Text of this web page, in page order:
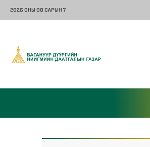
2026 ОНЫ 08 САРЫН 7